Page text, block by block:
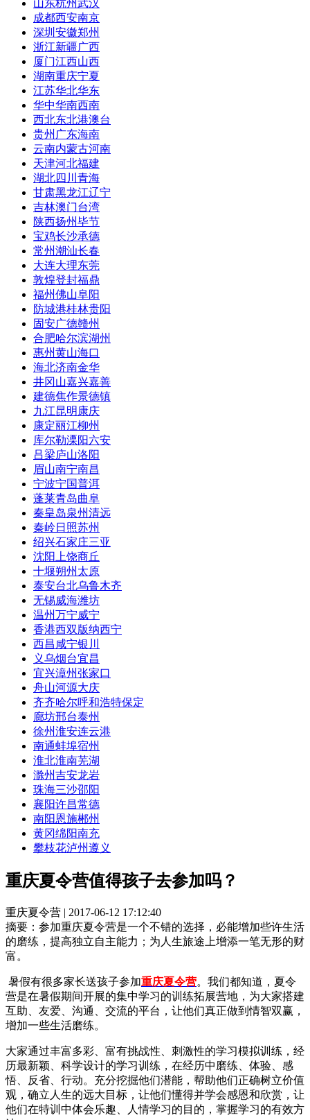
山东杭州武汉
成都西安南京
深圳 安徽郑州
浙江新疆广西
厦门江西山西
湖南重庆宁夏
江苏华北华东
华中华南西南
西北东北港澳台
贵州 广东海南
云南内蒙古河南
天津河北福建
湖北四川 青海
甘肃黑龙江辽宁
吉林澳门台湾
陕西扬州毕节
宝鸡长沙承德
常州潮汕长春
大连大理东莞
敦煌登封福鼎
福州佛山阜阳
防城港桂林贵阳
固安广德赣州
合肥哈尔滨湖州
惠州黄山海口
海北济南金华
井冈山嘉兴嘉善
建德焦作景德镇
九江昆明 康庆
康定丽江柳州
库尔勒溧阳六安
吕梁庐山洛阳
眉山南宁南昌
宁波宁国普洱
蓬莱青岛曲阜
秦皇岛泉州清远
秦岭日照苏州
绍兴石家庄三亚
沈阳 上饶商丘
十堰朔州 太原
泰安台北乌鲁木齐
无锡威海潍坊
温州万宁威宁
香港西双版纳西宁
西昌 咸宁银川
义乌烟台宜昌
宜兴漳州张家口
舟山河源大庆
齐齐哈尔呼和浩特保定
廊坊邢台泰州
徐州淮安连云港
南通蚌埠宿州
淮北淮南芜湖
滁州吉安龙岩
珠海三沙邵阳
襄阳许昌常德
南阳恩施郴州
黄冈绵阳南充
攀枝花泸州遵义
重庆夏令营值得孩子去参加吗？
重庆夏令营 | 2017-06-12 17:12:40
摘要： 参加重庆夏令营是一个不错的选择，必能增加些许生活
的磨练，提高独立自主能力；为人生旅途上增添一笔无形的财
富。
暑假有很多家长送孩子参加重庆夏令营。我们都知道，夏令
营是在暑假期间开展的集中学习的训练拓展营地，为大家搭建
互助、友爱、沟通、交流的平台，让他们真正做到情智双赢，
增加一些生活磨练。
大家通过丰富多彩、富有挑战性、刺激性的学习模拟训练，经
历最新颖、科学设计的学习训练，在经历中磨练、体验、感
悟、反省、行动。充分挖掘他们潜能，帮助他们正确树立价值
观，确立人生的远大目标，让他们懂得并学会感恩和欣赏，让
他们在特训中体会乐趣、人情学习的目的，掌握学习的有效方